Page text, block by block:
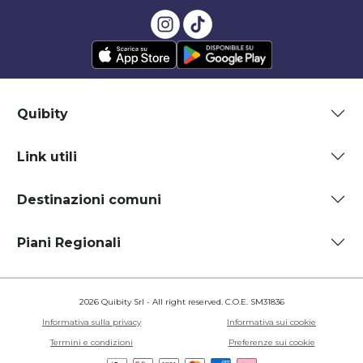
Quibity
Link utili
Destinazioni comuni
Piani Regionali
2026 Quibity Srl - All right reserved. C.O.E. SM31836
Informativa sulla privacy
Informativa sui cookie
Termini e condizioni
Preferenze sui cookie